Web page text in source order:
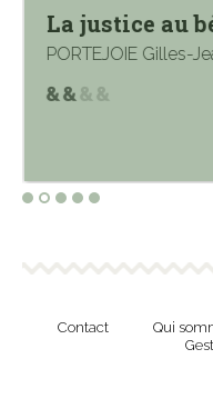
La justice au
PORTEJOIE Gilles-
Contact Qui